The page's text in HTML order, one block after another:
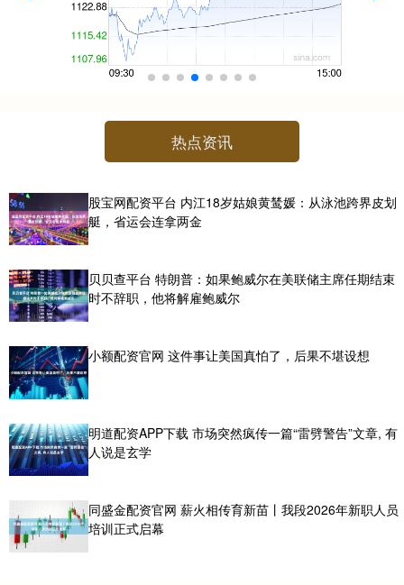
热点资讯
股宝网配资平台 内江18岁姑娘黄鸶媛：从泳池跨界皮划
艇，省运会连拿两金
贝贝查平台 特朗普：如果鲍威尔在美联储主席任期结束
时不辞职，他将解雇鲍威尔
小额配资官网 这件事让美国真怕了，后果不堪设想
明道配资APP下载 市场突然疯传一篇“雷劈警告”文章, 有
人说是玄学
同盛金配资官网 薪火相传育新苗丨我段2026年新职人员
培训正式启幕